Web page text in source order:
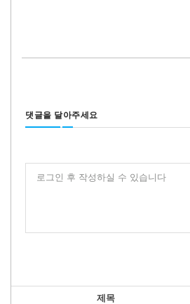
댓글을 달아주세요
로그인 후 작성하실 수 있습니다
제목